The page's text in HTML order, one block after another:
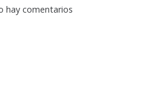
hay comentarios